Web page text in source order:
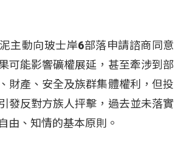
主動向玻士岸6部落申請諮商同意
可能影響礦權展延，甚至牽涉到部
財產、安全及族群集體權利，但投
發反對方族人抨擊，過去並未落實
由、知情的基本原則。